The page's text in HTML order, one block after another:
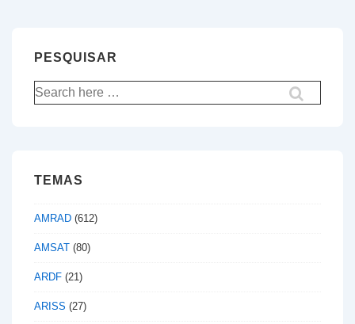
PESQUISAR
Pesquisar
por:
TEMAS
AMRAD (612)
AMSAT (80)
ARDF (21)
ARISS (27)